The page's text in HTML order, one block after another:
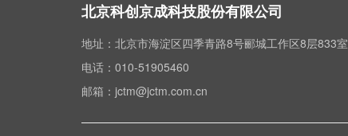
北京科创京成科技股份有限公司
地址：北京市海淀区四季青路8号郦城工作区8层833室
电话：010-51905460
邮箱：jctm@jctm.com.cn